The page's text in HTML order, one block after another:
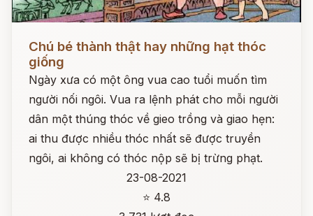
Chú bé thành thật hay những hạt thóc
giống
Ngày xưa có một ông vua cao tuổi muốn tìm
người nối ngôi. Vua ra lệnh phát cho mỗi người
dân một thúng thóc về gieo trồng và giao hẹn:
ai thu được nhiều thóc nhất sẽ được truyền
ngôi, ai không có thóc nộp sẽ bị trừng phạt.
23-08-2021
⭐ 4.8